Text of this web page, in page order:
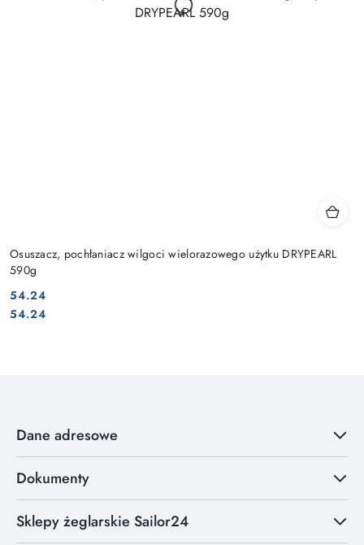
Osuszacz, pochłaniacz wilgoci wielorazowego użytku DRYPEARL
590g
Cena:
54.24
Cena:
54.24
Dane adresowe
Dokumenty
Sklepy żeglarskie Sailor24